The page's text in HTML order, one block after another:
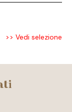
>> Vedi selezione